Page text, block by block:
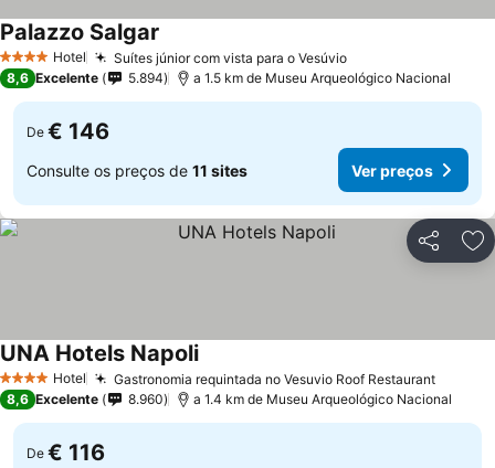
4 EstrelasHotel Suítes júnior com vista para o VesúvioVer preços
Palazzo Salgar
8,6 Excelente 5.894 a 1.5 km de Museu Arqueológico Nacional
De € 146
Consulte os preços de 11 sites Ver preços
Partilhar
4 EstrelasHotel Gastronomia requintada no Vesuvio Roof RestaurantVer
UNA Hotels NapoliVer preços
8,6 Excelente 8.960 a 1.4 km de Museu Arqueológico Nacional
De € 116